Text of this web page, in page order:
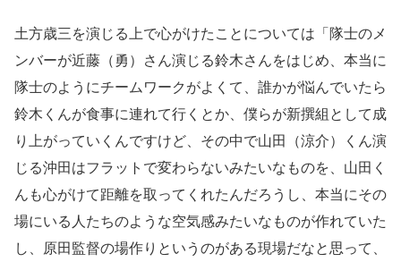
土方歳三を演じる上で心がけたことについては「隊士のメ
ンバーが近藤（勇）さん演じる鈴木さんをはじめ、本当に
隊士のようにチームワークがよくて、誰かが悩んでいたら
鈴木くんが食事に連れて行くとか、僕らが新撰組として成
り上がっていくんですけど、その中で山田（涼介）くん演
じる沖田はフラットで変わらないみたいなものを、山田く
んも心がけて距離を取ってくれたんだろうし、本当にその
場にいる人たちのような空気感みたいなものが作れていた
し、原田監督の場作りというのがある現場だなと思って、